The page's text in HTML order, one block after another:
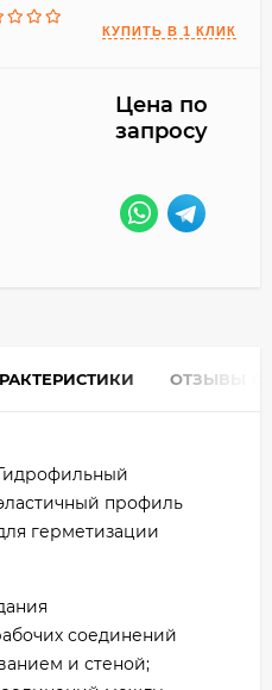
Цена по
запросу
ОТЗЫВЫ
профиль
герметизации
соединений
и стеной;